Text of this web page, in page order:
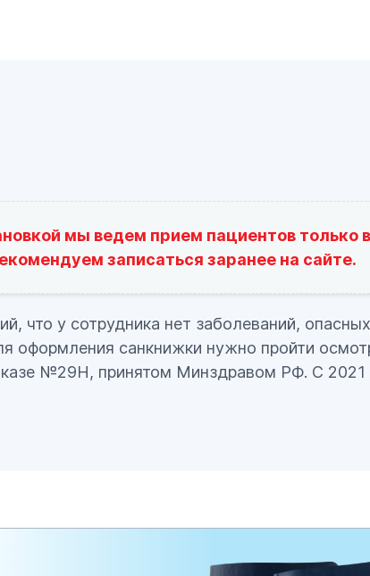
мы ведем прием пациентов только
записаться заранее на сайте.
что у сотрудника нет заболеваний,
оформления санкнижки нужно пройти
№29Н, принятом Минздравом РФ. С 2021